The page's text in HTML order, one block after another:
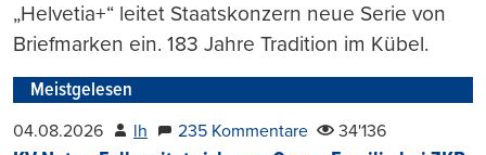
„Helvetia+“ leitet Staatskonzern neue Serie von
Briefmarken ein. 183 Jahre Tradition im Kübel.
Meistgelesen
04.08.2026 lh 235 Kommentare 34'136